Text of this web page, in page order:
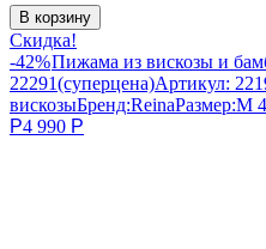
В корзину
Скидка!
-42%Пижама из вискозы и
22291(суперцена)Артикул:
вискозыБренд:ReinaРазмер:M
Р4 990 Р